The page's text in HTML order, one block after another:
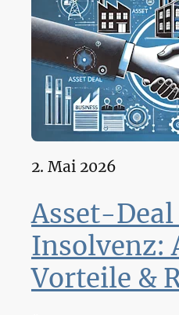
2. Mai 2026
Asset-
Insolvenz:
Vorteile &